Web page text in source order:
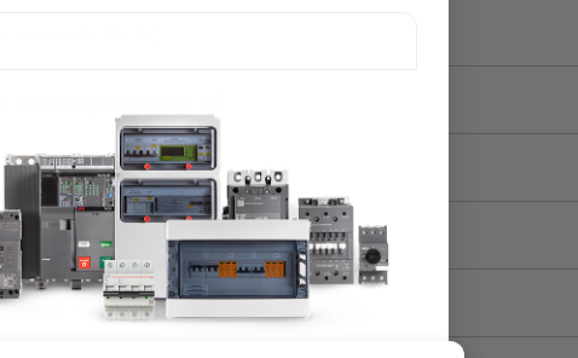
nominale Ue AC
contro gli scatti intempestivi
di impiego